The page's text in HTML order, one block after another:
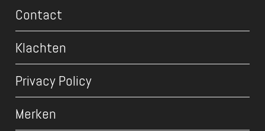
Contact
Klachten
Privacy Policy
Merken